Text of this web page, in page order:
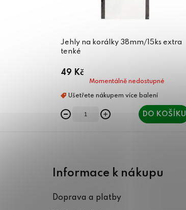
Jehly na korálky 38mm/15ks extra
tenké
49 Kč
Momentálně nedostupné
DO KOŠÍKU
Informace k nákupu
Doprava a platby